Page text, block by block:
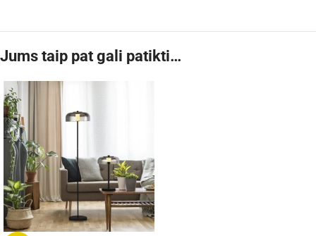
Jums taip pat gali patikti…